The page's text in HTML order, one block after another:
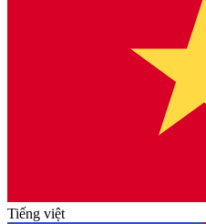
Tiếng việt